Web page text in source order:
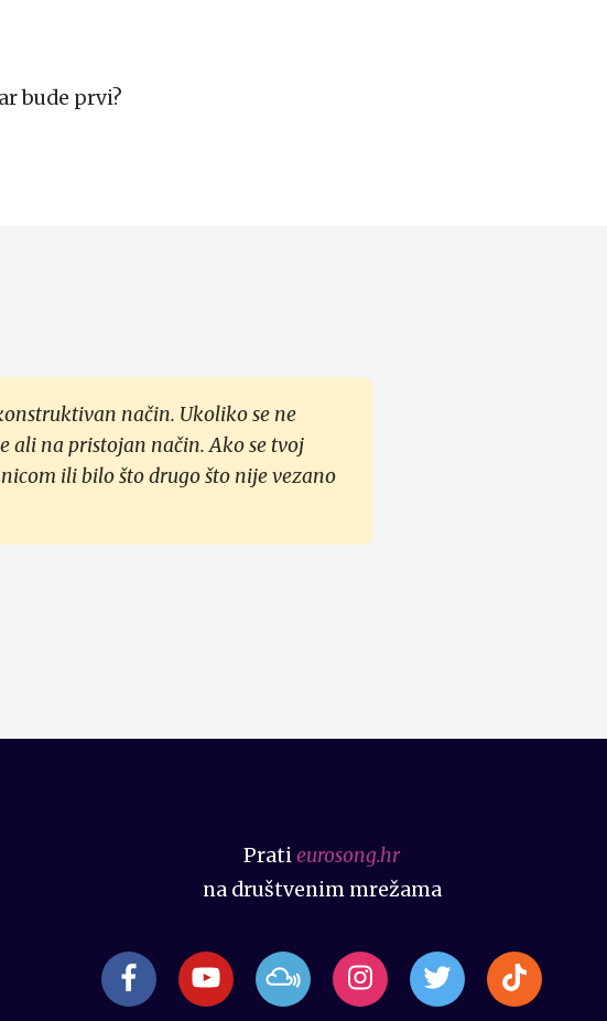
bude prvi?
način. Ukoliko se ne
ali na pristojan način. Ako se tvoj
ili bilo što drugo što nije vezano
Pratieurosong.hr
na društvenim mrežama